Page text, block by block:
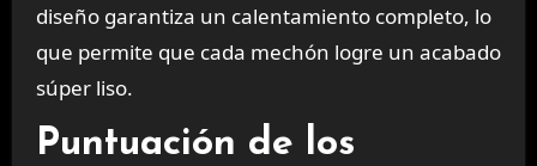
diseño garantiza un calentamiento completo, lo
que permite que cada mechón logre un acabado
súper liso.
Puntuación de los